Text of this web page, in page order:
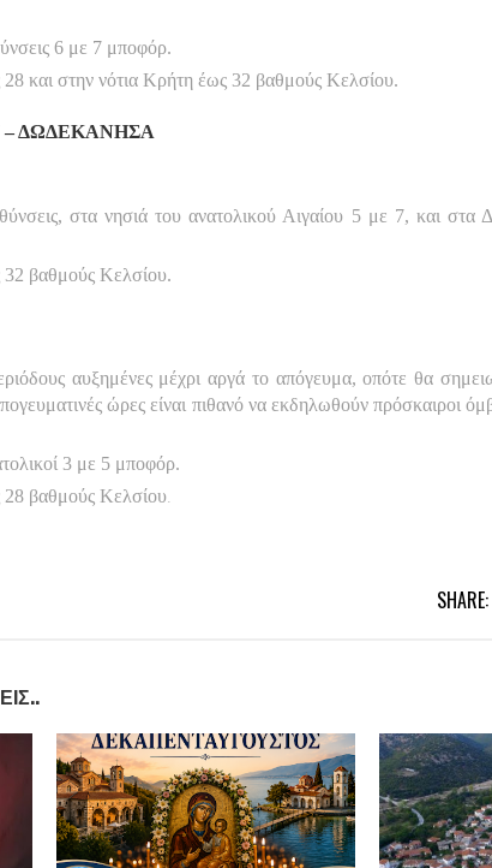
6 με 7 μποφόρ.
και στην νότια Κρήτη έως 32 βαθμούς Κελσίου.
– ΔΩΔΕΚΑΝΗΣΑ
στα νησιά του ανατολικού Αιγαίου 5 με 7, και
βαθμούς Κελσίου.
αυξημένες μέχρι αργά το απόγευμα, οπότε θα
ώρες είναι πιθανό να εκδηλωθούν πρόσκαιροι
3 με 5 μποφόρ.
βαθμούς Κελσίου.
SHARE: